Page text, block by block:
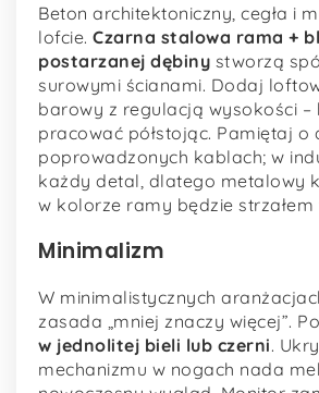
Beton architektoniczny, cegła i
lofcie. Czarna stalowa rama +
postarzanej dębiny stworzą
surowymi ścianami. Dodaj
barowy z regulacją wysokości –
pracować półstojąc. Pamiętaj o
poprowadzonych kablach; w
każdy detal, dlatego metalowy
w kolorze ramy będzie strzałem
Minimalizm
W minimalistycznych
zasada „mniej znaczy więcej”.
w jednolitej bieli lub czerni.
mechanizmu w nogach nada